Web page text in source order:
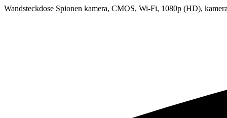
Wandsteckdose Spionen kamera, CMOS, Wi-Fi, 1080p (HD),